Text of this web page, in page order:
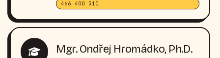
466 400 310
Mgr. Ondřej Hromádko, Ph.D.